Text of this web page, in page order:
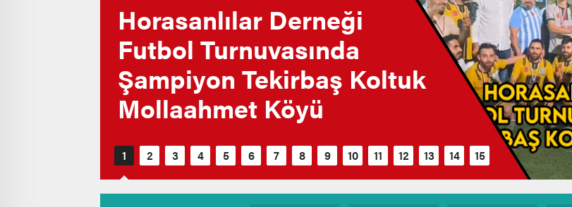
Horasanlılar Derneği
Futbol Turnuvasında
Şampiyon Tekirbaş Koltuk
Mollaahmet Köyü